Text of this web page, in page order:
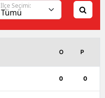
İlçe Seçimi:
O P
0 0